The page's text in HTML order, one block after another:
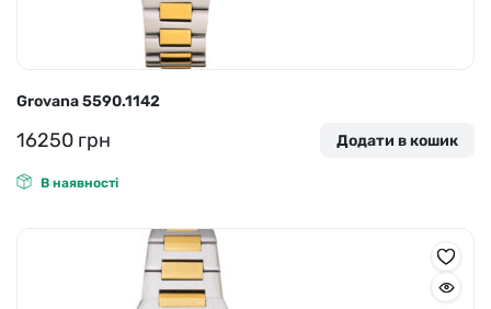
Grovana 5590.1142
16250 грн Додати в кошик
В наявності